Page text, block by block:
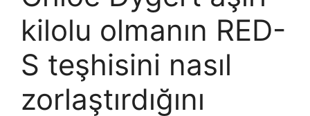
kilolu olmanın RED-
S teşhisini nasıl
zorlaştırdığını